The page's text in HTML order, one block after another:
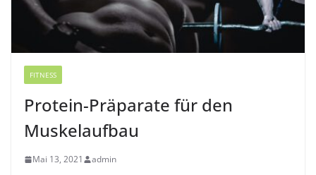
FITNESS
Protein-Präparate für den
Muskelaufbau
Mai 13, 2021 admin